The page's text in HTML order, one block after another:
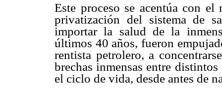
Este proceso se acentúa con
privatización del sistema de
importar la salud de la
últimos 40 años, fueron
rentista petrolero, a
brechas inmensas entre
el ciclo de vida, desde antes de